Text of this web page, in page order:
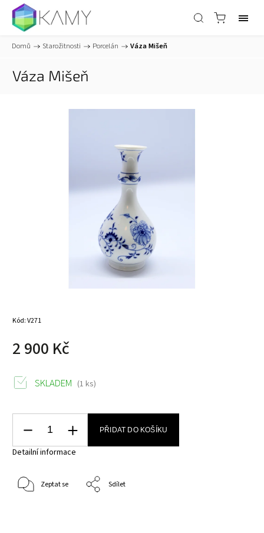
Domů / Starožitnosti / Porcelán / Váza Mišeň
Váza Mišeň
Kód:V271
2 900 Kč
SKLADEM (1 ks)
PŘIDAT DO KOŠÍKU
Detailní informace
Zeptat se Sdílet